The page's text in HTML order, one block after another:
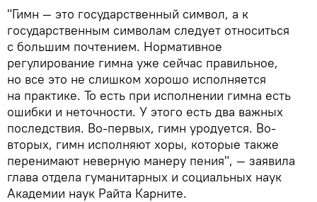
"Гимн — это государственный символ, а к
государственным символам следует относиться
с большим почтением. Нормативное
регулирование гимна уже сейчас правильное,
но все это не слишком хорошо исполняется
на практике. То есть при исполнении гимна есть
ошибки и неточности. У этого есть два важных
последствия. Во-первых, гимн уродуется. Во-
вторых, гимн исполняют хоры, которые также
перенимают неверную манеру пения", — заявила
глава отдела гуманитарных и социальных наук
Академии наук Райта Карните.